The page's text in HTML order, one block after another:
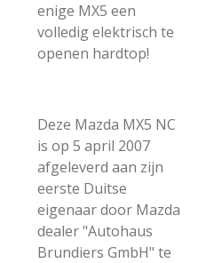
enige MX5 een
volledig elektrisch te
openen hardtop!
Deze Mazda MX5 NC
is op 5 april 2007
afgeleverd aan zijn
eerste Duitse
eigenaar door Mazda
dealer "Autohaus
Brundiers GmbH" te